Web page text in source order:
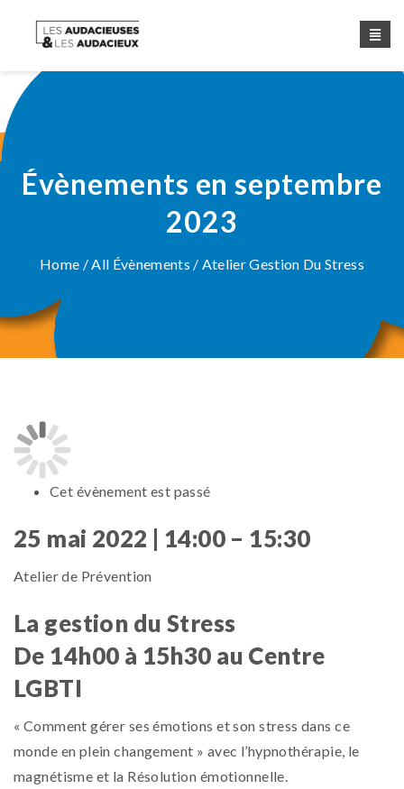
Évènements en septembre
2023
Home /All Évènements / Atelier Gestion Du Stress
Cet évènement est passé
25 mai 2022 | 14:00– 15:30
Atelier de Prévention
La gestion du Stress
­De 14h00 à 15h30 au Centre
LGBTI
« Comment gérer ses émotions et son stress dans ce
monde en plein changement » avec l’hypnothérapie, le
magnétisme et la Résolution émotionnelle.